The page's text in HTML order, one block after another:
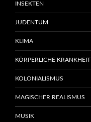
INSEKTEN
JUDENTUM
KLIMA
KÖRPERLICHE KRANKHEIT
KOLONIALISMUS
MAGISCHER REALISMUS
MUSIK